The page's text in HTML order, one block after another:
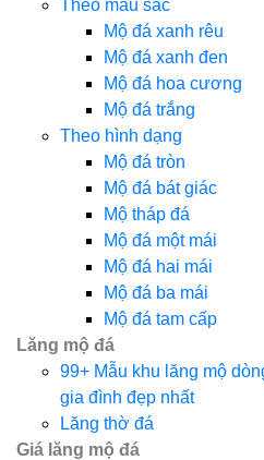
Theo màu sắc
Mộ đá xanh rêu
Mộ đá xanh đen
Mộ đá hoa cương
Mộ đá trắng
Theo hình dạng
Mộ đá tròn
Mộ đá bát giác
Mộ tháp đá
Mộ đá một mái
Mộ đá hai mái
Mộ đá ba mái
Mộ đá tam cấp
Lăng mộ đá
99+ Mẫu khu lăng mộ
gia đình đẹp nhất
Lăng thờ đá
Giá lăng mộ đá